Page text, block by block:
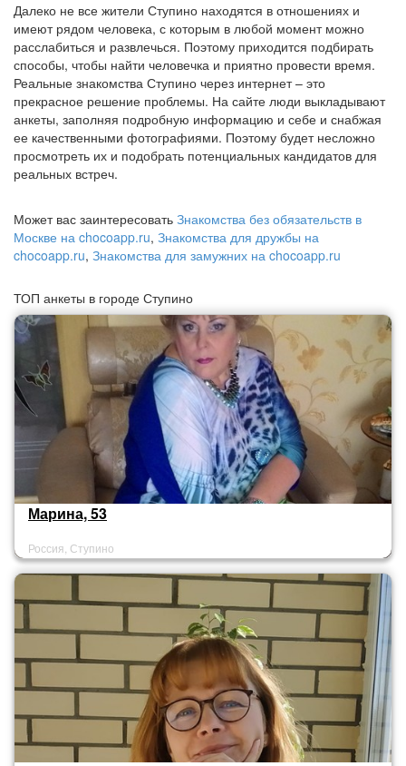
Далеко не все жители Ступино находятся в отношениях и
имеют рядом человека, с которым в любой момент можно
расслабиться и развлечься. Поэтому приходится подбирать
способы, чтобы найти человечка и приятно провести время.
Реальные знакомства Ступино через интернет – это
прекрасное решение проблемы. На сайте люди выкладывают
анкеты, заполняя подробную информацию и себе и снабжая
ее качественными фотографиями. Поэтому будет несложно
просмотреть их и подобрать потенциальных кандидатов для
реальных встреч.
Может вас заинтересовать Знакомства без обязательств в
Москве на chocoapp.ru, Знакомства для дружбы на
chocoapp.ru, Знакомства для замужних на chocoapp.ru
ТОП анкеты в городе Ступино
Марина, 53
Россия, Ступино